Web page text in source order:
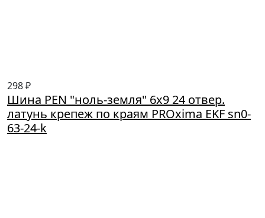
298 ₽
Шина PEN "ноль-земля" 6х9 24 отвер.
латунь крепеж по краям PROxima EKF sn0-
63-24-k